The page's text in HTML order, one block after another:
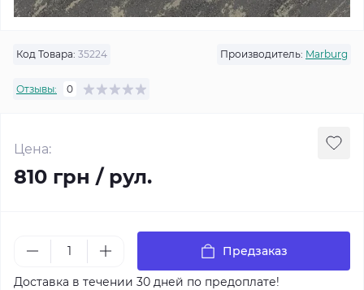
Код Товара: 35224 Производитель: Marburg
Отзывы: 0
Цена:
810 грн / рул.
Предзаказ
Доставка в течении 30 дней по предоплате!